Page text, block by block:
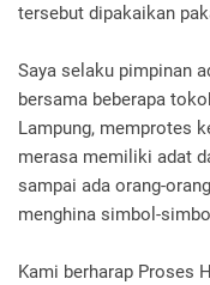
tersebut dipakaikan
Saya selaku pimpinan
bersama beberapa
Lampung, memprotes
merasa memiliki adat
sampai ada orang-
menghina simbol-
Kami berharap Proses